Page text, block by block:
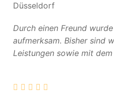
Düsseldorf
Durch einen Freund
aufmerksam. Bisher sind
Leistungen sowie mit